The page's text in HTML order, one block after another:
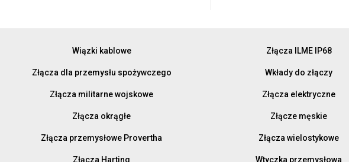
Wiązki kablowe
Złącza dla przemysłu spożywczego
Złącza militarne wojskowe
Złącza okrągłe
Złącza przemysłowe Provertha
Złącza Harting
Złącza ILME IP68
Wkłady do złączy
Złącza elektryczne
Złącze męskie
Złącza wielostykowe
Wtyczka przemysłowa